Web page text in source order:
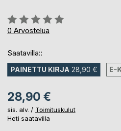
Arvostelu::
0%
0 Arvostelua
Saatavilla::
PAINETTU KIRJA 28,90 € E-
28,90 €
sis. alv. / Toimituskulut
Heti saatavilla